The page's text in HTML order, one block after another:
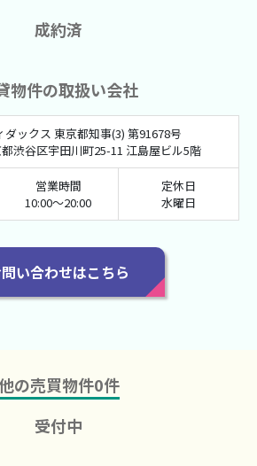
成約済
物件の取扱い会社
ダックス 東京都知事(3) 第91678号
渋谷区宇田川町25-11 江島屋ビル5階
営業時間
10:00～20:00
定休日
水曜日
い合わせはこちら
の売買物件0件
受付中